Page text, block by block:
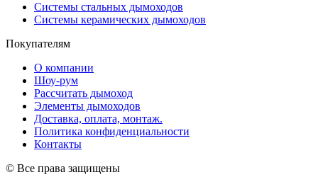
Системы стальных дымоходов
Системы керамических дымоходов
Покупателям
О компании
Шоу-рум
Рассчитать дымоход
Элементы дымоходов
Доставка, оплата, монтаж.
Политика конфиденциальности
Контакты
© Все права защищены